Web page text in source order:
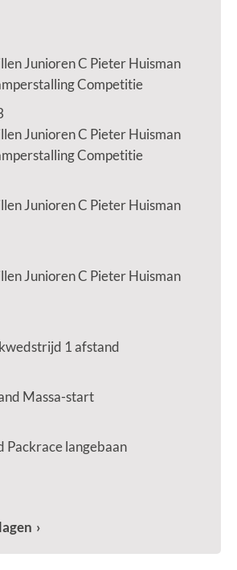
Junioren C Pieter Huisman
Competitie
Junioren C Pieter Huisman
Competitie
Junioren C Pieter Huisman
Junioren C Pieter Huisman
1 afstand
Massa-start
langebaan